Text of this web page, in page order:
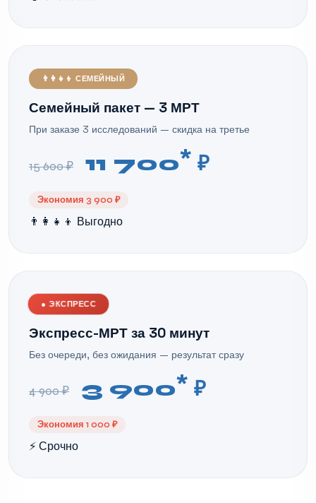
👨‍👩‍👧‍👦 СЕМЕЙНЫЙ
Семейный пакет — 3 МРТ
При заказе 3 исследований — скидка на третье
15 600 ₽ 11 700* ₽
Экономия 3 900 ₽
👨‍👩‍👧‍👦 Выгодно
● ЭКСПРЕСС
Экспресс-МРТ за 30 минут
Без очереди, без ожидания — результат сразу
4 900 ₽ 3 900* ₽
Экономия 1 000 ₽
⚡ Срочно